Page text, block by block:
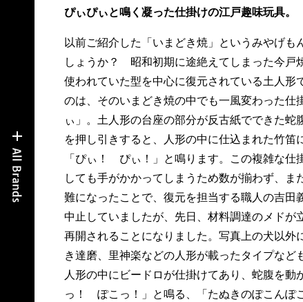
ぴぃぴぃと鳴く凝った仕掛けの江戸趣味玩具。
以前ご紹介した「いまどき焼」というみやげも
しょうか？ 昭和初期に途絶えてしまった今戸
使われていた型を中心に復元されている土人形
のは、そのいまどき焼の中でも一風変わった仕
ぃ」。土人形の台座の部分が反古紙でできた蛇
を押し引きすると、人形の中に仕込まれた竹笛
「ぴぃ！ ぴぃ！」と鳴ります。この複雑な仕
しても手がかかってしまうため数が揃わず、ま
難になったことで、復元を担当する職人の吉田
中止していましたが、先日、材料調達のメドが
再開されることになりました。写真上の犬以外
き達磨、里神楽などの人形が載ったタイプなど
人形の中にビードロが仕掛けてあり、蛇腹を動
っ！ ぽこっ！」と鳴る、「たぬきのぽこんぽ